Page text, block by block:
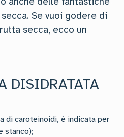
Se vuoi godere di
secca, ecco un
DISIDRATATA
di caroteinoidi, è indicata per
stanco);